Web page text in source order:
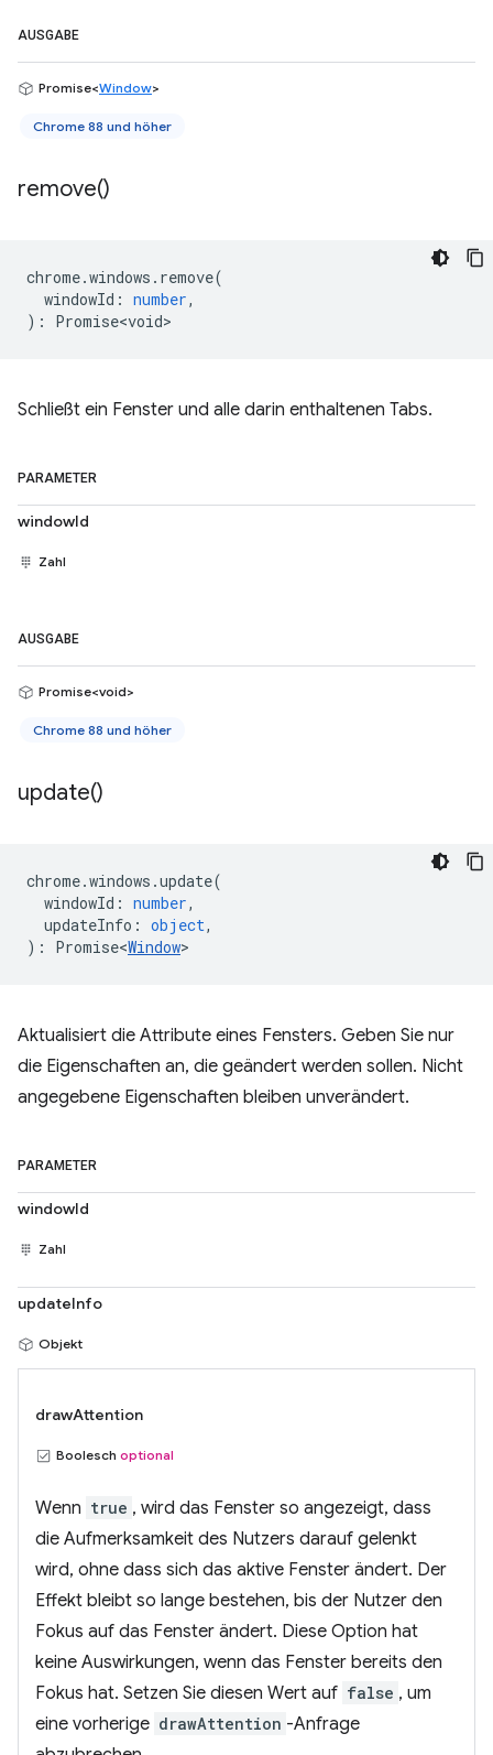
AUSGABE
Promise<Window>
Chrome 88 und höher
remove()
chrome.windows . remove(
windowId : number,
) : Promise<void>
Schließt ein Fenster und alle darin enthaltenen Tabs.
PARAMETER
windowId
Zahl
AUSGABE
Promise<void>
Chrome 88 und höher
update()
chrome.windows .update(
windowId : number,
updateInfo : object,
) : Promise<Window>
Aktualisiert die Attribute eines Fensters. Geben Sie nur
die Eigenschaften an, die geändert werden sollen. Nicht
angegebene Eigenschaften bleiben unverändert.
PARAMETER
windowId
Zahl
updateInfo
Objekt
drawAttention
Boolesch optional
Wenn true , wird das Fenster so angezeigt, dass
die Aufmerksamkeit des Nutzers darauf gelenkt
wird, ohne dass sich das aktive Fenster ändert. Der
Effekt bleibt so lange bestehen, bis der Nutzer den
Fokus auf das Fenster ändert. Diese Option hat
keine Auswirkungen, wenn das Fenster bereits den
Fokus hat. Setzen Sie diesen Wert auf false , um
eine vorherige drawAttention -Anfrage